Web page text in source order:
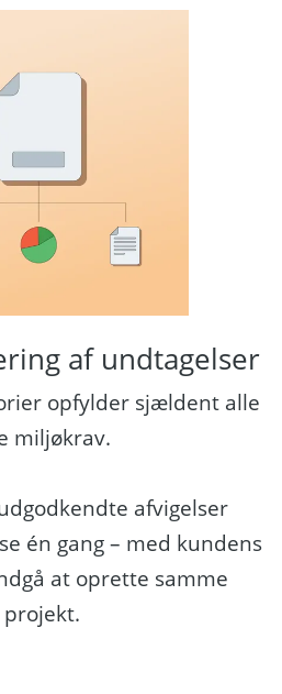
af undtagelser
opfylder sjældent alle
miljøkrav.
afvigelser
én gang – med kundens
at oprette samme